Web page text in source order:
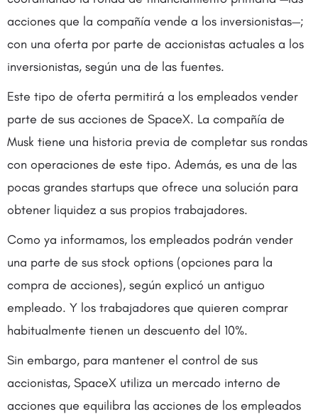
acciones que la compañía vende a los inversionistas—;
con una oferta por parte de accionistas actuales a los
inversionistas, según una de las fuentes.
Este tipo de oferta permitirá a los empleados vender
parte de sus acciones de SpaceX. La compañía de
Musk tiene una historia previa de completar sus rondas
con operaciones de este tipo. Además, es una de las
pocas grandes startups que ofrece una solución para
obtener liquidez a sus propios trabajadores.
Como ya informamos, los empleados podrán vender
una parte de sus stock options (opciones para la
compra de acciones), según explicó un antiguo
empleado. Y los trabajadores que quieren comprar
habitualmente tienen un descuento del 10%.
Sin embargo, para mantener el control de sus
accionistas, SpaceX utiliza un mercado interno de
acciones que equilibra las acciones de los empleados